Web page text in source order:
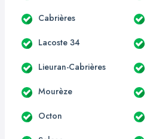
Cabrières
Lacoste 34
Lieuran-Cabrières
Mourèze
Octon